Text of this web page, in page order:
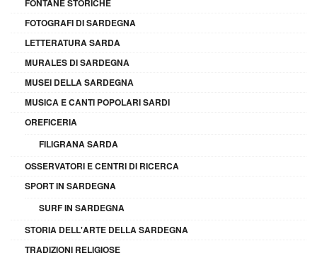
FONTANE STORICHE
FOTOGRAFI DI SARDEGNA
LETTERATURA SARDA
MURALES DI SARDEGNA
MUSEI DELLA SARDEGNA
MUSICA E CANTI POPOLARI SARDI
OREFICERIA
FILIGRANA SARDA
OSSERVATORI E CENTRI DI RICERCA
SPORT IN SARDEGNA
SURF IN SARDEGNA
STORIA DELL'ARTE DELLA SARDEGNA
TRADIZIONI RELIGIOSE